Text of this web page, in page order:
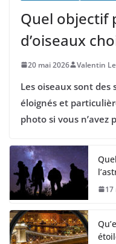
Quel objectif
d’oiseaux
20 mai 2026 Valentin
Les oiseaux sont
éloignés et
photo si vous n’avez
17